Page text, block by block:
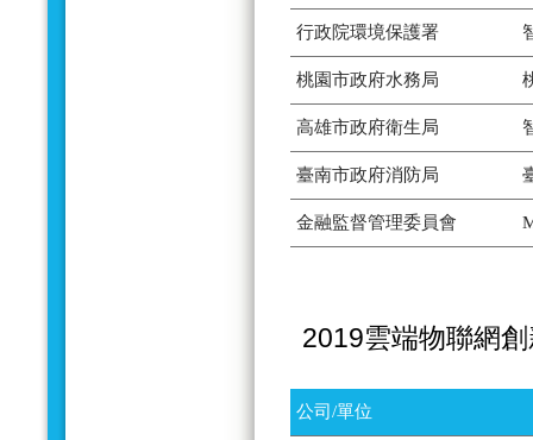
行政院環境保護署
桃園市政府水務局
高雄市政府衛生局
臺南市政府消防局
金融監督管理委員會
2019雲端物聯網
公司/單位